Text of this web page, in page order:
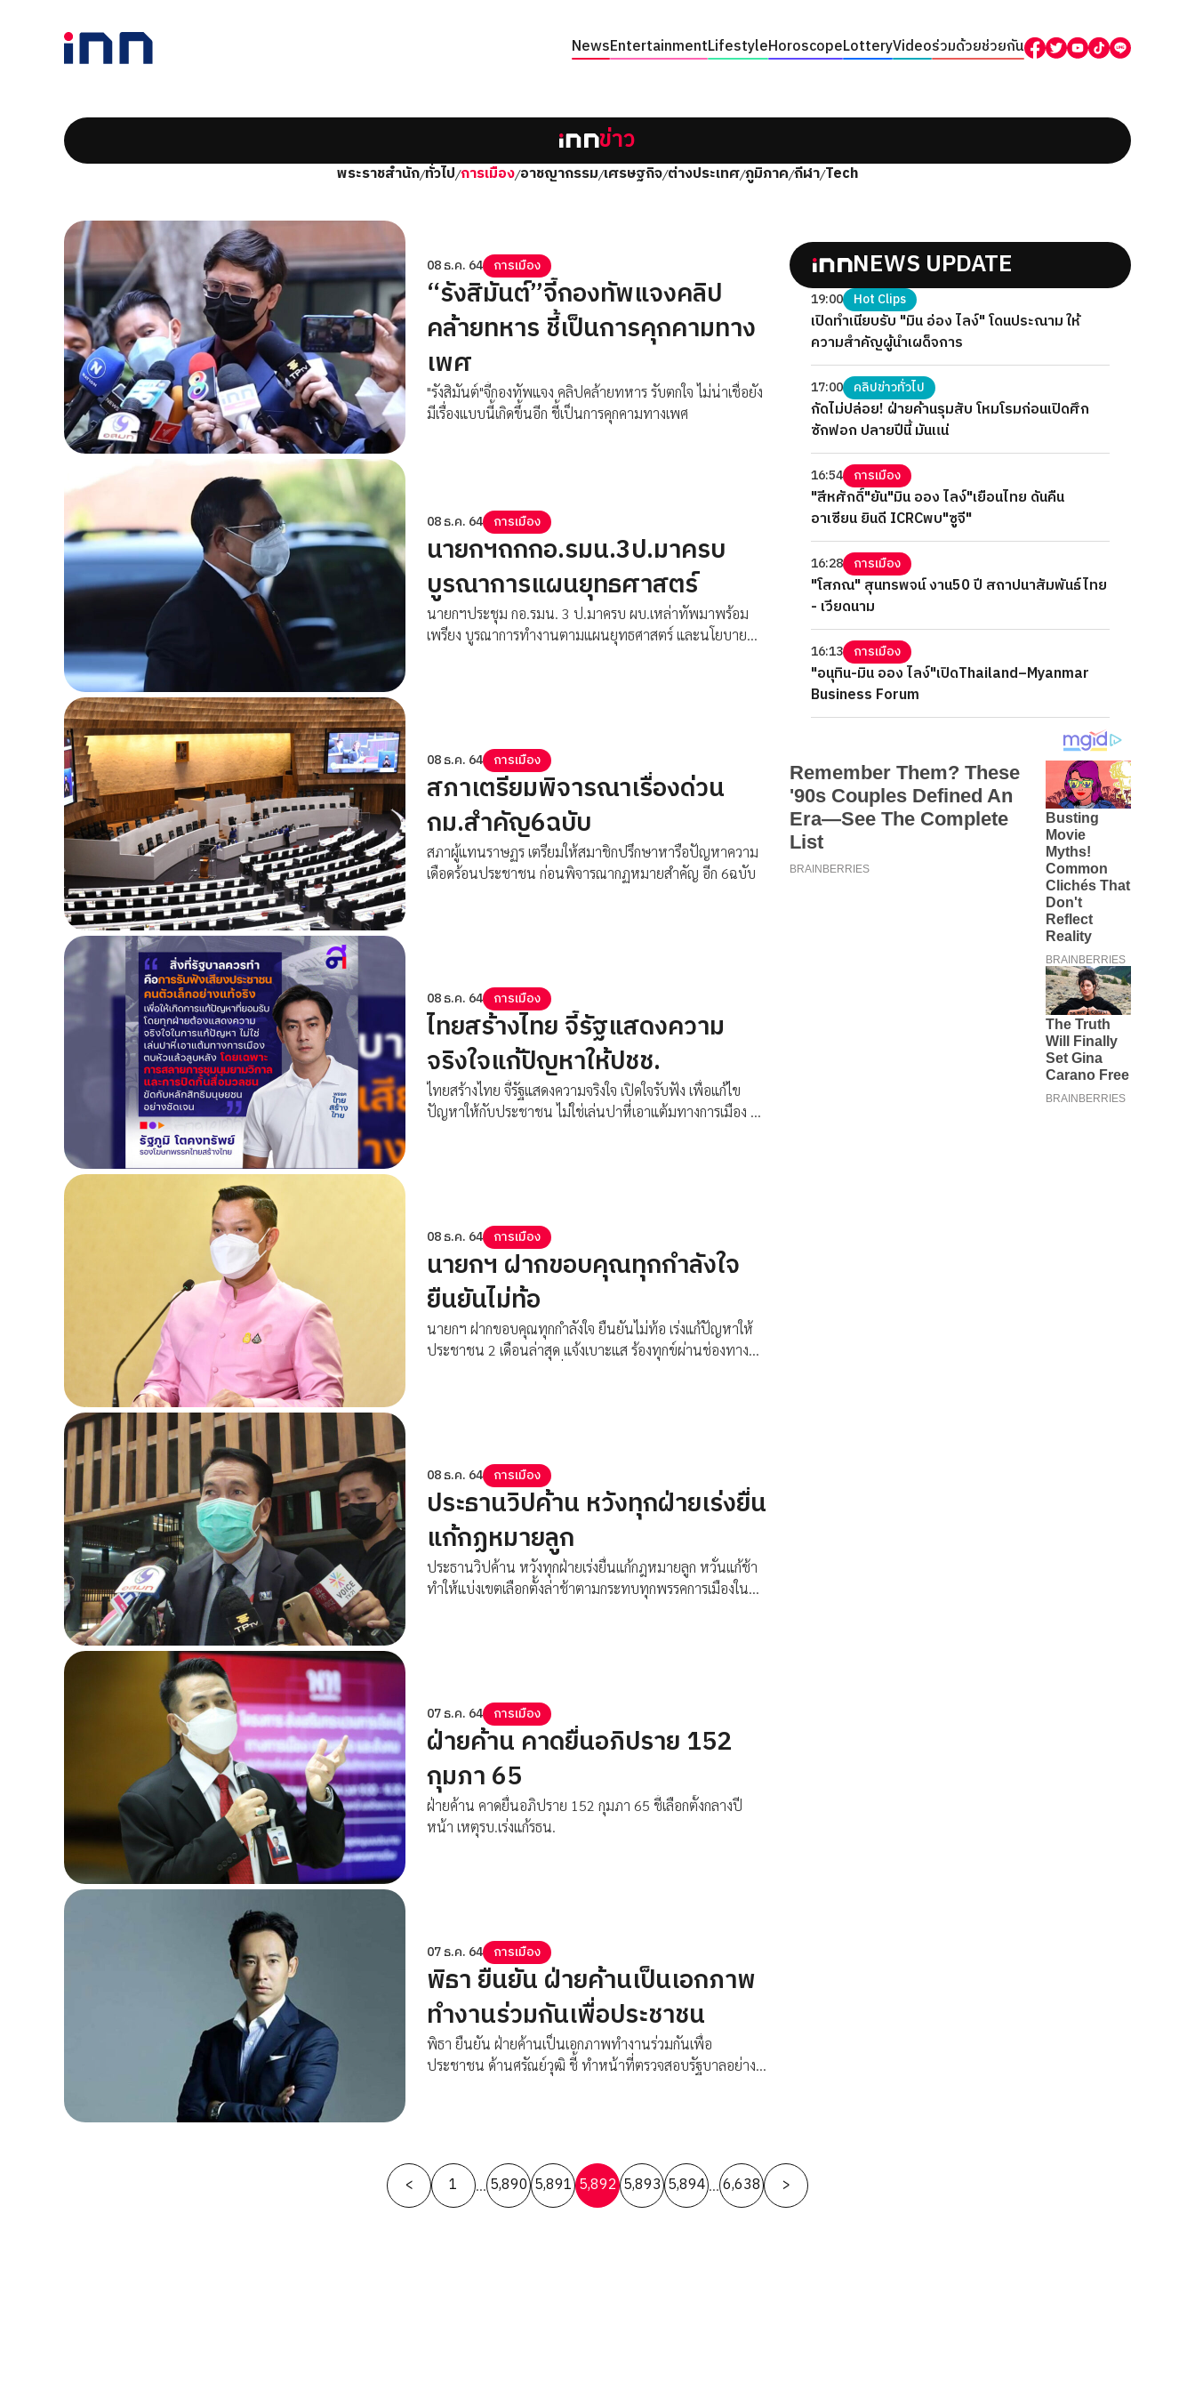
NewsEntertainmentLifestyleHoroscopeLotteryVideoร่วมด้วยช่วยกัน
ข่าว
พระราชสำนัก/ทั่วไป/การเมือง/อาชญากรรม/เศรษฐกิจ/ต่างประเทศ/ภูมิภาค/กีฬา/Tech
08 ธ.ค. 64 การเมือง
“รังสิมันต์”จี้กองทัพแจงคลิป
คล้ายทหาร ชี้เป็นการคุกคามทาง
เพศ
"รังสิมันต์"จี้กองทัพแจง คลิปคล้ายทหาร รับตกใจ ไม่น่าเชื่อยัง
มีเรื่องแบบนี้เกิดขึ้นอีก ชี้เป็นการคุกคามทางเพศ
08 ธ.ค. 64 การเมือง
นายกฯถกกอ.รมน.3ป.มาครบ
บูรณาการแผนยุทธศาสตร์
นายกฯประชุม กอ.รมน. 3 ป.มาครบ ผบ.เหล่าทัพมาพร้อม
เพรียง บูรณาการทำงานตามแผนยุทธศาสตร์ และนโยบาย
08 ธ.ค. 64 การเมือง
สภาเตรียมพิจารณาเรื่องด่วน
กม.สำคัญ6ฉบับ
สภาผู้แทนราษฏร เตรียมให้สมาชิกปรึกษาหารือปัญหาความ
เดือดร้อนประชาชน ก่อนพิจารณากฏหมายสำคัญ อีก 6ฉบับ
08 ธ.ค. 64 การเมือง
ไทยสร้างไทย จี้รัฐแสดงความ
จริงใจแก้ปัญหาให้ปชช.
ไทยสร้างไทย จี้รัฐแสดงความจริงใจ เปิดใจรับฟัง เพื่อแก้ไข
ปัญหาให้กับประชาชน ไม่ใช่เล่นปาหี่เอาแต้มทางการเมือง ตบ
08 ธ.ค. 64 การเมือง
นายกฯ ฝากขอบคุณทุกกำลังใจ
ยืนยันไม่ท้อ
นายกฯ ฝากขอบคุณทุกกำลังใจ ยืนยันไม่ท้อ เร่งแก้ปัญหาให้
ประชาชน 2 เดือนล่าสุด แจ้งเบาะแส ร้องทุกข์ผ่านช่องทาง
08 ธ.ค. 64 การเมือง
ประธานวิปค้าน หวังทุกฝ่ายเร่งยื่น
แก้กฏหมายลูก
ประธานวิปค้าน หวังทุกฝ่ายเร่งยื่นแก้กฎหมายลูก หวั่นแก้ช้า
ทำให้แบ่งเขตเลือกตั้งล่าช้าตามกระทบทุกพรรคการเมืองใน
07 ธ.ค. 64 การเมือง
ฝ่ายค้าน คาดยื่นอภิปราย 152
กุมภา 65
ฝ่ายค้าน คาดยื่นอภิปราย 152 กุมภา 65 ชี้เลือกตั้งกลางปี
หน้า เหตุรบ.เร่งแก้รธน.
07 ธ.ค. 64 การเมือง
พิธา ยืนยัน ฝ่ายค้านเป็นเอกภาพ
ทำงานร่วมกันเพื่อประชาชน
พิธา ยืนยัน ฝ่ายค้านเป็นเอกภาพทำงานร่วมกันเพื่อ
ประชาชน ด้านศรัณย์วุฒิ ชี้ ทำหน้าที่ตรวจสอบรัฐบาลอย่าง
NEWS UPDATE
19:00 Hot Clips
เปิดทำเนียบรับ "มิน อ่อง ไลง์" โดนประณาม ให้
ความสำคัญผู้นำเผด็จการ
17:00 คลิปข่าวทั่วไป
กัดไม่ปล่อย! ฝ่ายค้านรุมสับ โหมโรมก่อนเปิดศึก
ซักฟอก ปลายปีนี้ มันแน่
16:54 การเมือง
"สีหศักดิ์"ยัน"มิน ออง ไลง์"เยือนไทย ดันคืน
อาเซียน ยินดี ICRCพบ"ซูจี"
16:28 การเมือง
"โสภณ" สุนทรพจน์ งาน50 ปี สถาปนาสัมพันธ์ไทย
- เวียดนาม
16:13 การเมือง
"อนุทิน-มิน ออง ไลง์"เปิดThailand–Myanmar
Business Forum
Posts
pagination
< 1 … 5,890 5,891 5,892 5,893 5,894 … 6,638 >